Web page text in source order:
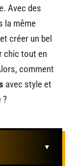
Avec des
la même
et créer un bel
chic tout en
comment
avec style et
?